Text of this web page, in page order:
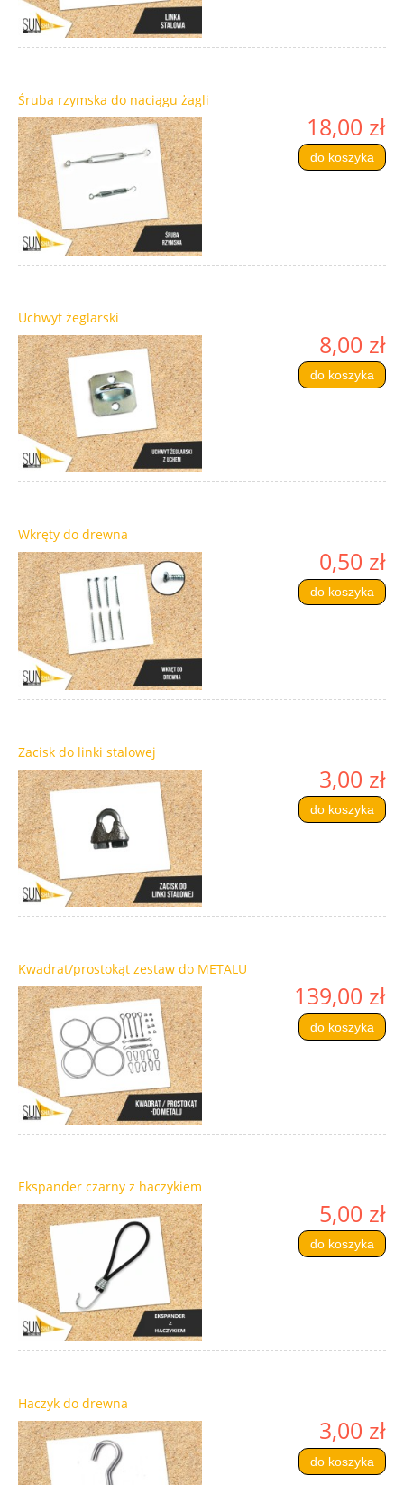
Śruba rzymska do naciągu żagli
18,00 zł
do koszyka
Uchwyt żeglarski
8,00 zł
do koszyka
Wkręty do drewna
0,50 zł
do koszyka
Zacisk do linki stalowej
3,00 zł
do koszyka
Kwadrat/prostokąt zestaw do METALU
139,00 zł
do koszyka
Ekspander czarny z haczykiem
5,00 zł
do koszyka
Haczyk do drewna
3,00 zł
do koszyka